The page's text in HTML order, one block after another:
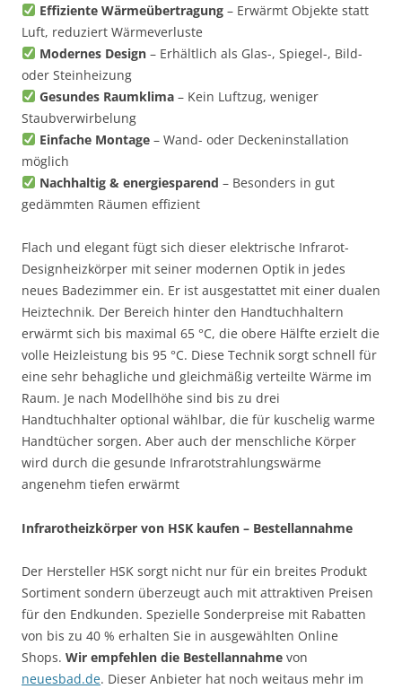
Effiziente Wärmeübertragung– Erwärmt Objekte statt
Luft, reduziert Wärmeverluste
Modernes Design– Erhältlich als Glas-, Spiegel-, Bild-
oder Steinheizung
Gesundes Raumklima– Kein Luftzug, weniger
Staubverwirbelung
Einfache Montage– Wand- oder Deckeninstallation
möglich
Nachhaltig & energiesparend – Besonders in gut
gedämmten Räumen effizient
Flach und elegant fügt sich dieser elektrische Infrarot-
Designheizkörper mit seiner modernen Optik in jedes
neues Badezimmer ein. Er ist ausgestattet mit einer dualen
Heiztechnik. Der Bereich hinter den Handtuchhaltern
erwärmt sich bis maximal 65 °C, die obere Hälfte erzielt die
volle Heizleistung bis 95 °C. Diese Technik sorgt schnell für
eine sehr behagliche und gleichmäßig verteilte Wärme im
Raum. Je nach Modellhöhe sind bis zu drei
Handtuchhalter optional wählbar, die für kuschelig warme
Handtücher sorgen. Aber auch der menschliche Körper
wird durch die gesunde Infrarotstrahlungswärme
angenehm tiefen erwärmt
Infrarotheizkörper von HSK kaufen – Bestellannahme
Der Hersteller HSK sorgt nicht nur für ein breites Produkt
Sortiment sondern überzeugt auch mit attraktiven Preisen
für den Endkunden. Spezielle Sonderpreise mit Rabatten
von bis zu 40 % erhalten Sie in ausgewählten Online
Shops. Wir empfehlen die Bestellannahme von
neuesbad.de. Dieser Anbieter hat noch weitaus mehr im